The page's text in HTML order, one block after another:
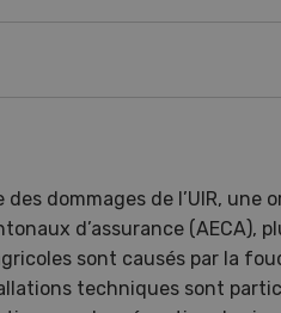
dommages de l’UIR, une
d’assurance (AECA),
sont causés par la
techniques sont